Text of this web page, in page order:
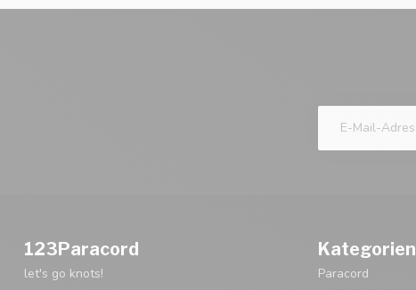
123Paracord
let's go knots!
Kategorien
Paracord